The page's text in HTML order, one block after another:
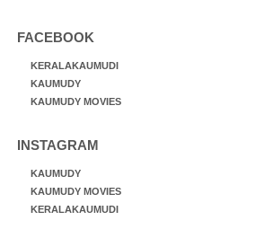
FACEBOOK
KERALAKAUMUDI
KAUMUDY
KAUMUDY MOVIES
INSTAGRAM
KAUMUDY
KAUMUDY MOVIES
KERALAKAUMUDI